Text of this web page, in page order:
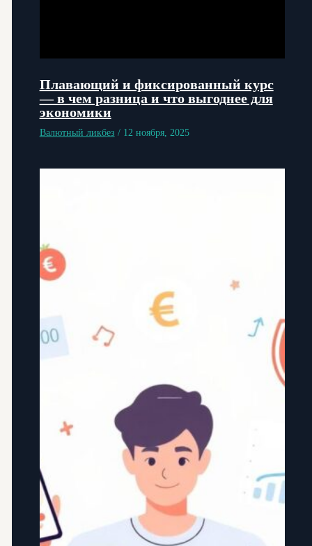
Плавающий и фиксированный курс
— в чем разница и что выгоднее для
экономики
Валютный ликбез / 12 ноября, 2025